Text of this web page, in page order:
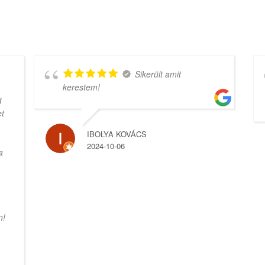
Isteni ez az üzlet.
Nagyon sok finomságokat lehet vásárolni
mindenkinek.‼️‼️🥰🥰❤️❤️😘😘😘😘